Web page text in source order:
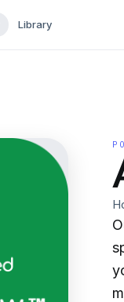
Library